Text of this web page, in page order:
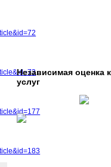
Независимая оценка
услуг